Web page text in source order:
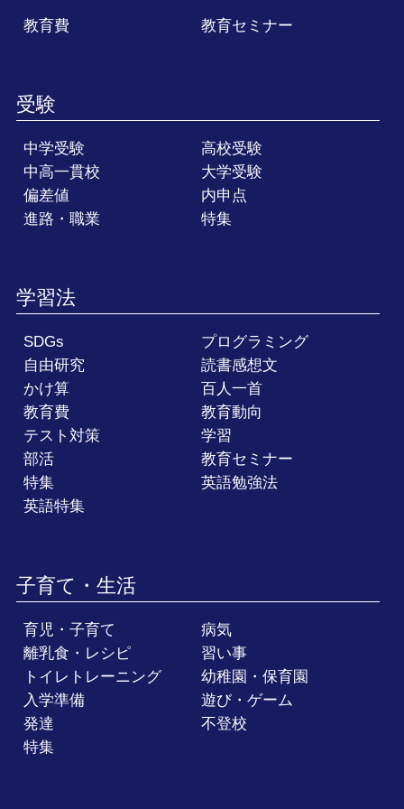
教育費 教育セミナー
受験
中学受験
高校受験
中高一貫校
大学受験
偏差値
内申点
進路・職業
特集
学習法
SDGs
プログラミング
自由研究
読書感想文
かけ算
百人一首
教育費
教育動向
テスト対策
学習
部活
教育セミナー
特集
英語勉強法
英語特集
子育て・生活
育児・子育て
病気
離乳食・レシピ
習い事
トイレトレーニング
幼稚園・保育園
入学準備
遊び・ゲーム
発達
不登校
特集